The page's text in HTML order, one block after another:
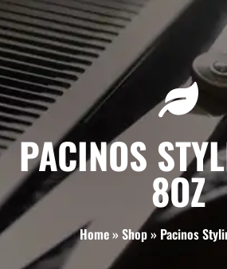
PACINOS
8OZ
Home»Shop» Pacinos